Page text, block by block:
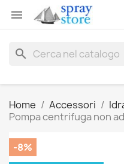

search
Home Accessori
Pompa centrifuga non
-8%